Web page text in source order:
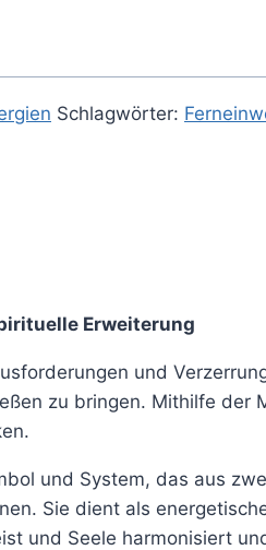
Schlagwörter:
Erweiterung
und
zu bringen. Mithilfe
und System, das aus
Sie dient als
und Seele harmonisiert